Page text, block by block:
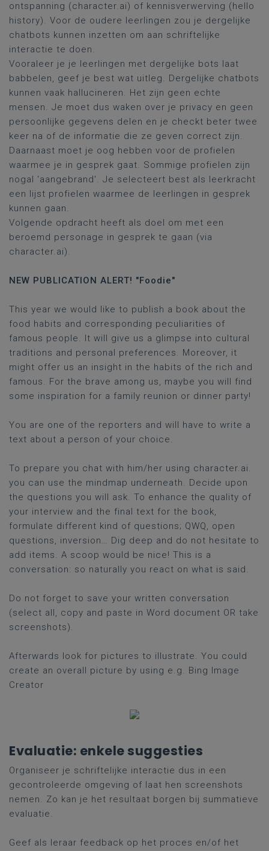
ontspanning (character.ai) of kennisverwerving (hello
history). Voor de oudere leerlingen zou je dergelijke
chatbots kunnen inzetten om aan schriftelijke
interactie te doen.
Vooraleer je je leerlingen met dergelijke bots laat
babbelen, geef je best wat uitleg. Dergelijke chatbots
kunnen vaak hallucineren. Het zijn geen echte
mensen. Je moet dus waken over je privacy en geen
persoonlijke gegevens delen en je checkt beter twee
keer na of de informatie die ze geven correct zijn.
Daarnaast moet je oog hebben voor de profielen
waarmee je in gesprek gaat. Sommige profielen zijn
nogal 'aangebrand'. Je selecteert best als leerkracht
een lijst profielen waarmee de leerlingen in gesprek
kunnen gaan.
Volgende opdracht heeft als doel om met een
beroemd personage in gesprek te gaan (via
character.ai).
NEW PUBLICATION ALERT! "Foodie"
This year we would like to publish a book about the
food habits and corresponding peculiarities of
famous people. It will give us a glimpse into cultural
traditions and personal preferences. Moreover, it
might offer us an insight in the habits of the rich and
famous. For the brave among us, maybe you will find
some inspiration for a family reunion or dinner party!
You are one of the reporters and will have to write a
text about a person of your choice.
To prepare you chat with him/her using character.ai.
you can use the mindmap underneath. Decide upon
the questions you will ask. To enhance the quality of
your interview and the final text for the book,
formulate different kind of questions; QWQ, open
questions, inversion… Dig deep and do not hesitate to
add items. A scoop would be nice! This is a
conversation: so naturally you react on what is said.
Do not forget to save your written conversation
(select all, copy and paste in Word document OR take
screenshots).
Afterwards look for pictures to illustrate. You could
create an overall picture by using e.g. Bing Image
Creator
Evaluatie: enkele suggesties
Organiseer je schriftelijke interactie dus in een
gecontroleerde omgeving of laat hen screenshots
nemen. Zo kan je het resultaat borgen bij summatieve
evaluatie.
Geef als leraar feedback op het proces en/of het